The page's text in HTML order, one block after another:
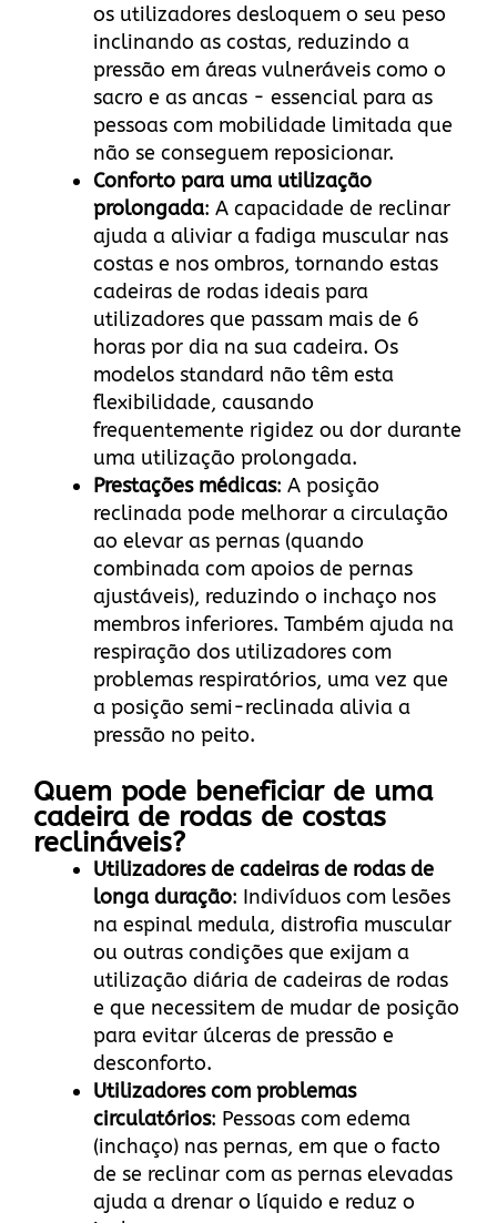
os utilizadores desloquem o seu peso
inclinando as costas, reduzindo a
pressão em áreas vulneráveis como o
sacro e as ancas - essencial para as
pessoas com mobilidade limitada que
não se conseguem reposicionar.
Conforto para uma utilização
prolongada: A capacidade de reclinar
ajuda a aliviar a fadiga muscular nas
costas e nos ombros, tornando estas
cadeiras de rodas ideais para
utilizadores que passam mais de 6
horas por dia na sua cadeira. Os
modelos standard não têm esta
flexibilidade, causando
frequentemente rigidez ou dor durante
uma utilização prolongada.
Prestações médicas: A posição
reclinada pode melhorar a circulação
ao elevar as pernas (quando
combinada com apoios de pernas
ajustáveis), reduzindo o inchaço nos
membros inferiores. Também ajuda na
respiração dos utilizadores com
problemas respiratórios, uma vez que
a posição semi-reclinada alivia a
pressão no peito.
Quem pode beneficiar de uma
cadeira de rodas de costas
reclináveis?
Utilizadores de cadeiras de rodas de
longa duração: Indivíduos com lesões
na espinal medula, distrofia muscular
ou outras condições que exijam a
utilização diária de cadeiras de rodas
e que necessitem de mudar de posição
para evitar úlceras de pressão e
desconforto.
Utilizadores com problemas
circulatórios: Pessoas com edema
(inchaço) nas pernas, em que o facto
de se reclinar com as pernas elevadas
ajuda a drenar o líquido e reduz o